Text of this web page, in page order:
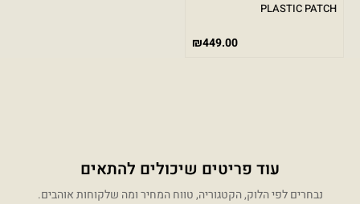
PLASTIC PATCH
₪449.00
עוד פריטים שיכולים להתאים
נבחרים לפי הלוק, הקטגוריה, טווח המחיר ומה שלקוחות אוהבים.